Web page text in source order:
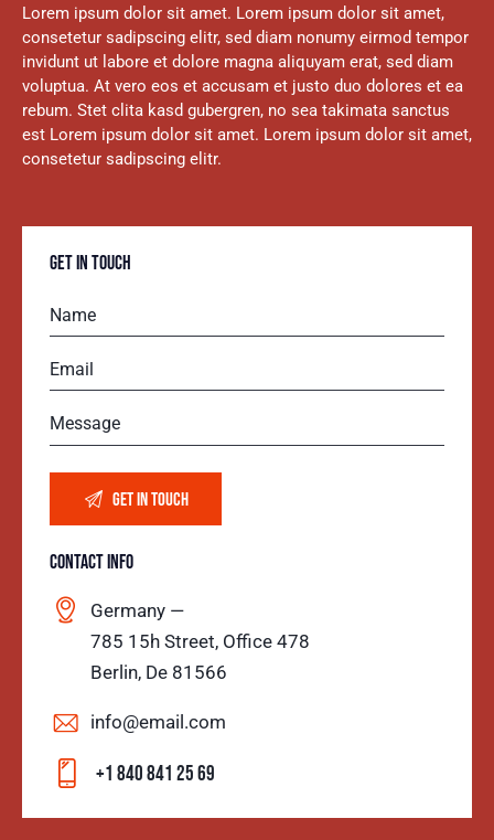
Lorem ipsum dolor sit amet. Lorem ipsum dolor sit amet,
consetetur sadipscing elitr, sed diam nonumy eirmod tempor
invidunt ut labore et dolore magna aliquyam erat, sed diam
voluptua. At vero eos et accusam et justo duo dolores et ea
rebum. Stet clita kasd gubergren, no sea takimata sanctus
est Lorem ipsum dolor sit amet. Lorem ipsum dolor sit amet,
consetetur sadipscing elitr.
GET IN TOUCH
CONTACT INFO
Germany —
785 15h Street, Office 478
Berlin, De 81566
info@email.com
+1 840 841 25 69